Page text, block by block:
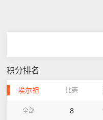
积分排名
埃尔祖 比赛
全部 8